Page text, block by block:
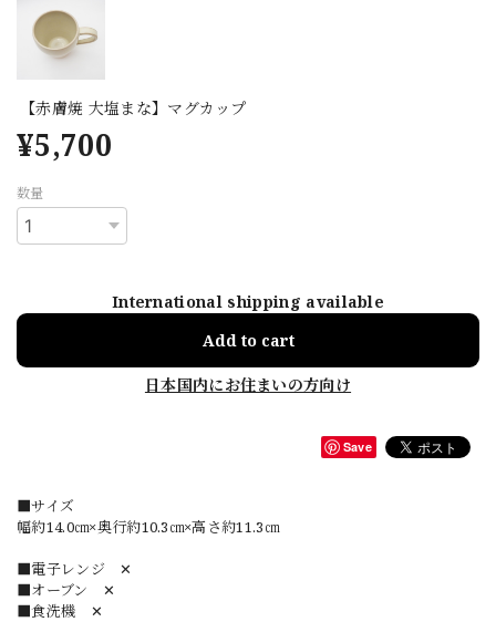
【赤膚焼 大塩まな】マグカップ
¥5,700
数量
International shipping available
Add to cart
日本国内にお住まいの方向け
Save
■サイズ
幅約14.0㎝×奥行約10.3㎝×高さ約11.3㎝
■電子レンジ ✕
■オーブン ✕
■食洗機 ✕